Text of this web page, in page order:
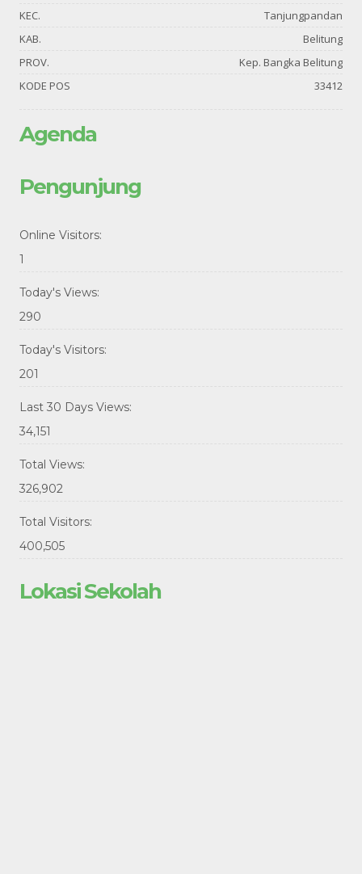
KEC.
Tanjungpandan
KAB.
Belitung
PROV.
Kep. Bangka Belitung
KODE POS
33412
Agenda
Pengunjung
Online Visitors:
1
Today's Views:
290
Today's Visitors:
201
Last 30 Days Views:
34,151
Total Views:
326,902
Total Visitors:
400,505
Lokasi Sekolah